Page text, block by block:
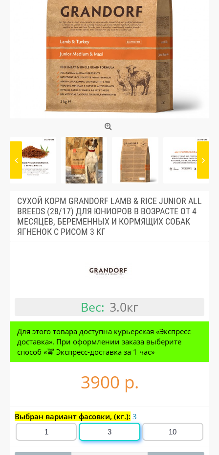
СУХОЙ КОРМ GRANDORF LAMB & RICE JUNIOR ALL
BREEDS (28/17) ДЛЯ ЮНИОРОВ В ВОЗРАСТЕ ОТ 4
МЕСЯЦЕВ, БЕРЕМЕННЫХ И КОРМЯЩИХ СОБАК
ЯГНЕНОК С РИСОМ 3 КГ
Вес: 3.0кг
Для этого товара доступна курьерская «Экспресс
доставка». При оформлении заказа выберите
способ «🚖 Экспресс-доставка за 1 час»
3900 р.
Выбран вариант фасовки, (кг.): 3
1 3 10